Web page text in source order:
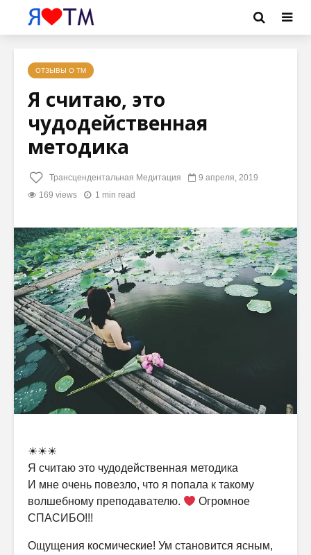
ОТЗЫВЫ О ТМ
Я считаю, это
чудодейственная
методика
Трансцендентальная Медитация
9 апреля, 2019
169 views
1 min read
☀☀☀
Я считаю это чудодейственная методика
И мне очень повезло, что я попала к такому
волшебному преподавателю.
Огромное
СПАСИБО!!!
Ощущения космические! Ум становится ясным,